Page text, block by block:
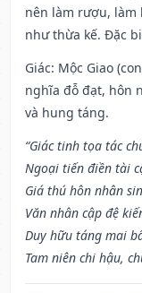
nên làm rượu, làm
như thừa kế. Đặc
Giác: Mộc Giao
nghĩa đỗ đạt, hôn
và hung táng.
“Giác tinh tọa tác
Ngoại tiến điền tài
Giá thú hôn nhân
Văn nhân cập đệ
Duy hữu táng mai
Tam niên chi hậu,